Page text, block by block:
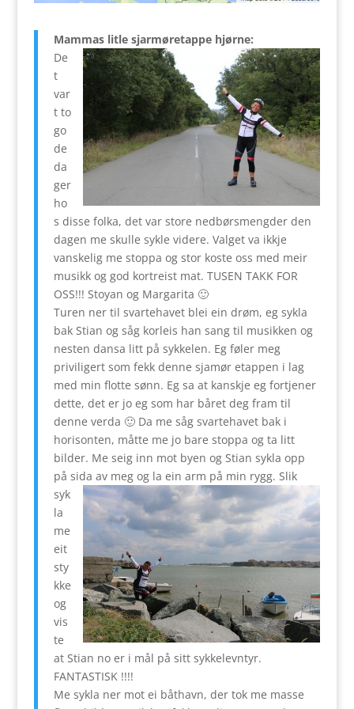
Mammas litle sjarmøretappe hjørne:
De
t
var
t to
go
de
da
ger
ho
s disse folka, det var store nedbørsmengder den
dagen me skulle sykle videre. Valget va ikkje
vanskelig me stoppa og stor koste oss med meir
musikk og god kortreist mat. TUSEN TAKK FOR
OSS!!! Stoyan og Margarita 🙂
Turen ner til svartehavet blei ein drøm, eg sykla
bak Stian og såg korleis han sang til musikken og
nesten dansa litt på sykkelen. Eg føler meg
priviligert som fekk denne sjamør etappen i lag
med min flotte sønn. Eg sa at kanskje eg fortjener
dette, det er jo eg som har båret deg fram til
denne verda 🙂 Da me såg svartehavet bak i
horisonten, måtte me jo bare stoppa og ta litt
bilder. Me seig inn mot byen og Stian sykla opp
på sida av meg og la ein arm på min rygg. Slik
syk
la
me
eit
sty
kke
og
vis
te
at Stian no er i mål på sitt sykkelevntyr.
FANTASTISK !!!!
Me sykla ner mot ei båthavn, der tok me masse